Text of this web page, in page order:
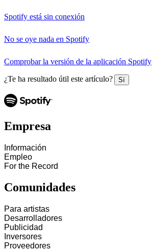
Spotify está sin conexión
No se oye nada en Spotify
Comprobar la versión de la aplicación Spotify
¿Te ha resultado útil este artículo? Sí
Empresa
Información
Empleo
For the Record
Comunidades
Para artistas
Desarrolladores
Publicidad
Inversores
Proveedores